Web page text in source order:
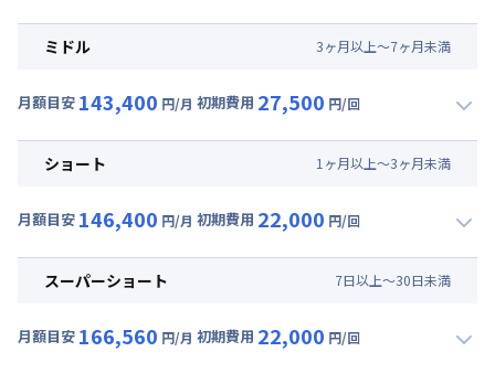
月額賃料目安(30日利用)
光熱費他 : 24,000円/月 (800円/日) (税抜)
その他費用 :
初期費用
ミドル 3ヶ月以上～7ヶ月未満
月額目安 143,400 円/月 初期費用 27,500 円/回
月額賃料目安(30日利用)
光熱費他 : 24,000円/月 (800円/日) (税抜)
その他費用 :
初期費用
ショート 1 ヶ月以上～3ヶ月未満
月額目安 146,400 円/月 初期費用 22,000 円/回
月額賃料目安(30日利用)
光熱費他 : 24,000円/月 (800円/日) (税抜)
スーパーショート 7日以上～30日未満
月額目安 166,560 円/月 初期費用 22,000 円/回